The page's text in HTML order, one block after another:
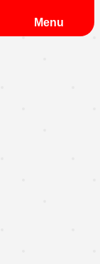
Menu